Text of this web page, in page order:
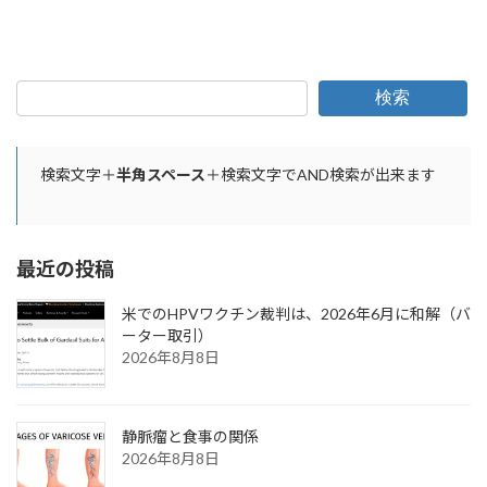
検索
検索文字＋半角スペース＋検索文字でAND検索が出来ます
最近の投稿
米でのHPVワクチン裁判は、2026年6月に和解（バ
ーター取引）
2026年8月8日
静脈瘤と食事の関係
2026年8月8日